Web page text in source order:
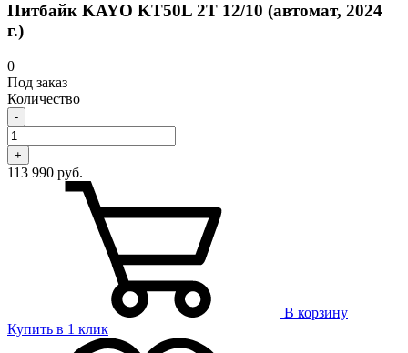
Питбайк KAYO KT50L 2T 12/10 (автомат, 2024
г.)
0
Под заказ
Количество
-
+
113 990 руб.
В корзину
Купить в 1 клик